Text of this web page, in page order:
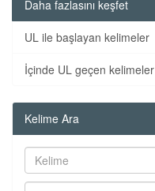
Daha fazlasını keşfet
UL ile başlayan kelimeler
İçinde UL geçen kelimeler
Kelime Ara